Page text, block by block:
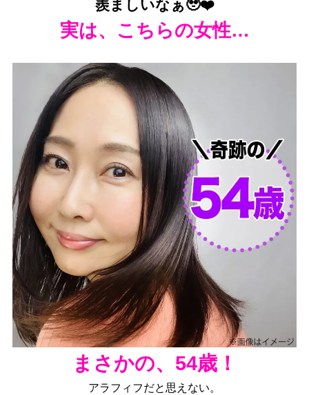
羨ましいなぁ🥹❤️
実は、こちらの女性…
まさかの、54歳！
アラフィフだと思えない。